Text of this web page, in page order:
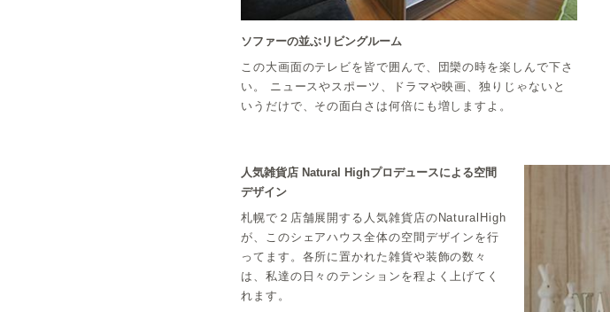
ソファーの並ぶリビングルーム
この大画面のテレビを皆で囲んで、団欒の時を楽しんで下さ
い。 ニュースやスポーツ、ドラマや映画、独りじゃないと
いうだけで、その面白さは何倍にも増しますよ。
人気雑貨店 Natural Highプロデュースによる空間
デザイン
札幌で２店舗展開する人気雑貨店のNaturalHigh
が、このシェアハウス全体の空間デザインを行
ってます。各所に置かれた雑貨や装飾の数々
は、私達の日々のテンションを程よく上げてく
れます。